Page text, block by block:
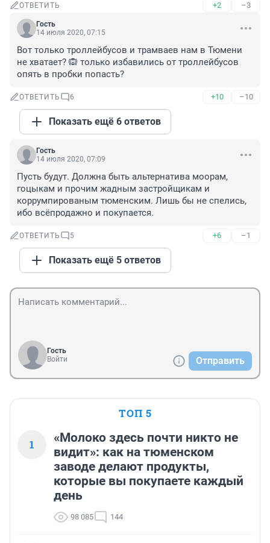
ОТВЕТИТЬ +2 –3
Гость
14 июля 2020, 07:15
Вот только троллейбусов и трамваев нам в Тюмени
не хватает? 🙉 только избавились от троллейбусов
опять в пробки попасть?
ОТВЕТИТЬ 6 +10 –10
Показать ещё 6 ответов
Гость
14 июля 2020, 07:09
Пусть будут. Должна быть альтернатива моорам,
гоцыкам и прочим жадным застройщикам и
коррумпированым тюменским. Лишь бы не спелись,
ибо всёпродажно и покупается.
ОТВЕТИТЬ 5 +6 –1
Показать ещё 5 ответов
Гость
Войти
Отправить
ТОП 5
1
«Молоко здесь почти никто не
видит»: как на тюменском
заводе делают продукты,
которые вы покупаете каждый
день
98 085 144